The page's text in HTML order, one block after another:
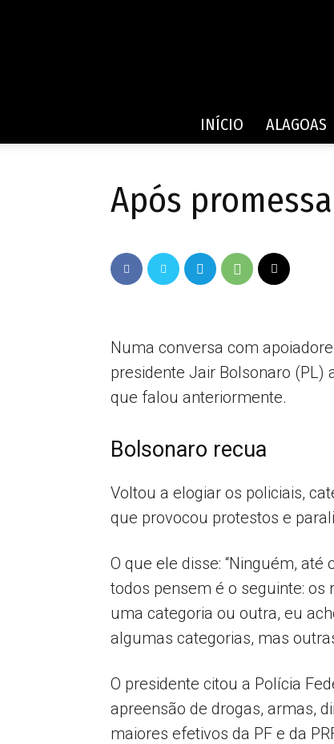
INÍCIO ALAGOAS
Após
Numa conversa com
presidente Jair Bolsonaro (PL)
que falou anteriormente.
Bolsonaro recua
Voltou a elogiar os policiais,
que provocou protestos e
O que ele disse: “Ninguém,
todos pensem é o seguinte:
uma categoria ou outra, eu
algumas categorias, mas
O presidente citou a Polícia
apreensão de drogas, armas,
maiores efetivos da PF e da